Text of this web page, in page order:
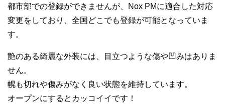
都市部での登録ができませんが、Nox PMに適合した対応
変更をしており、全国どこでも登録が可能となっていま
す。
艶のある綺麗な外装には、目立つような傷や凹みはありま
せん。
幌も切れや傷みがなく良い状態を維持しています。
オープンにするとカッコイイです！